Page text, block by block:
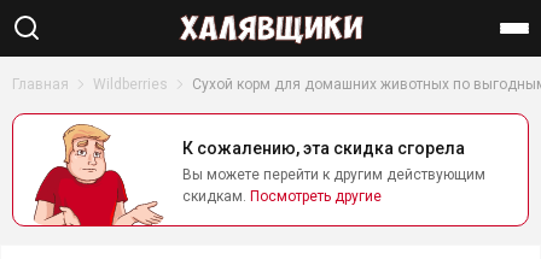
Найти
Главная Wildberries Сухой корм для домашних животных по
К сожалению, эта скидка сгорела
Вы можете перейти к другим действующим
скидкам. Посмотреть другие